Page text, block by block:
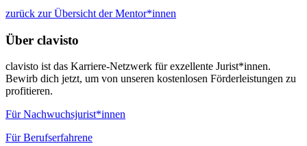
zurück zur Übersicht der Mentor*innen
Über clavisto
clavisto ist das Karriere-Netzwerk für exzellente Jurist*innen.
Bewirb dich jetzt, um von unseren kostenlosen Förderleistungen zu
profitieren.
Für Nachwuchsjurist*innen
Für Berufserfahrene